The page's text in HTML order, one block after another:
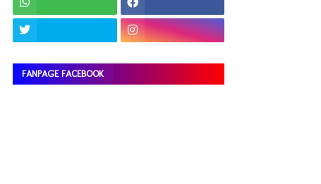
FANPAGE FACEBOOK